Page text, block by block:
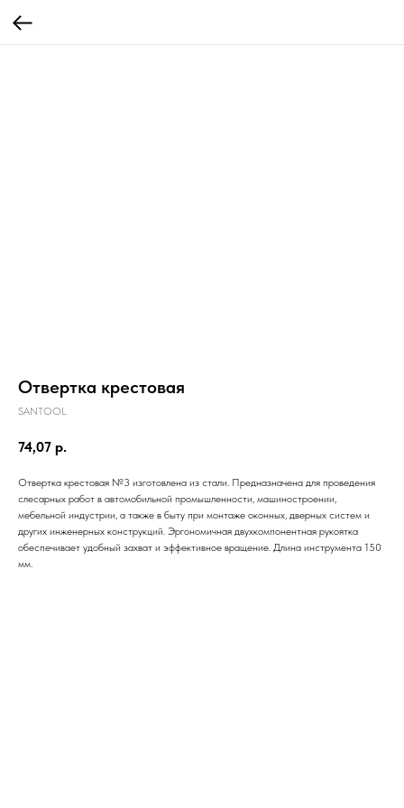
Отвертка крестовая
SANTOOL
74,07 р.
Отвертка крестовая №3 изготовлена из стали. Предназначена для проведения
слесарных работ в автомобильной промышленности, машиностроении,
мебельной индустрии, а также в быту при монтаже оконных, дверных систем и
других инженерных конструкций. Эргономичная двухкомпонентная рукоятка
обеспечивает удобный захват и эффективное вращение. Длина инструмента 150
мм.